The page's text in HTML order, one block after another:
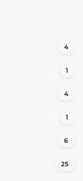
4
1
4
1
6
25